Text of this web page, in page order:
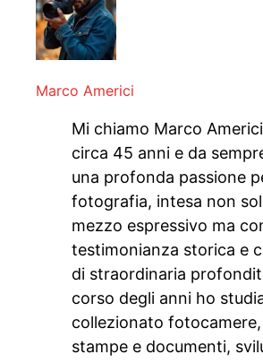
Marco Americi
Mi chiamo Marco
circa 45 anni e da
una profonda passione
fotografia, intesa non
mezzo espressivo ma
testimonianza storica e
di straordinaria
corso degli anni ho
collezionato
stampe e documenti,